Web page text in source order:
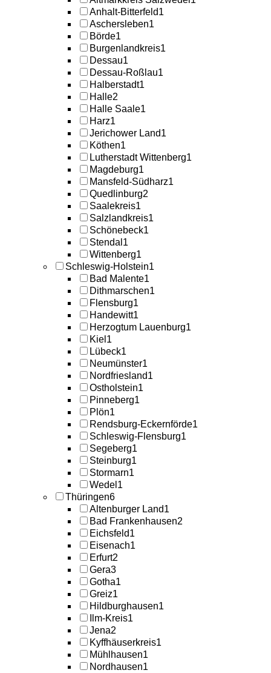
Anhalt-Bitterfeld1
Aschersleben1
Börde1
Burgenlandkreis1
Dessau1
Dessau-Roßlau1
Halberstadt1
Halle2
Halle Saale1
Harz1
Jerichower Land1
Köthen1
Lutherstadt Wittenberg1
Magdeburg1
Mansfeld-Südharz1
Quedlinburg2
Saalekreis1
Salzlandkreis1
Schönebeck1
Stendal 1
Wittenberg1
Schleswig-Holstein1
Bad Malente1
Dithmarschen1
Flensburg1
Handewitt1
Herzogtum Lauenburg1
Kiel 1
Lübeck1
Neumünster1
Nordfriesland1
Ostholstein1
Pinneberg1
Plön1
Rendsburg-Eckernförde1
Schleswig-Flensburg1
Segeberg1
Steinburg1
Stormarn1
Wedel 1
Thüringen6
Altenburger Land1
Bad Frankenhausen2
Eichsfeld1
Eisenach1
Erfurt2
Gera3
Gotha1
Greiz1
Hildburghausen1
Ilm-Kreis1
Jena2
Kyffhäuserkreis1
Mühlhausen1
Nordhausen1